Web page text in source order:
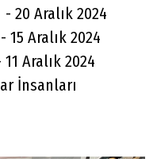
20 Aralık 2024
Aralık 2024
Aralık 2024
İnsanları